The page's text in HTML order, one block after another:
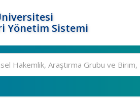
Yönetim Sistemi